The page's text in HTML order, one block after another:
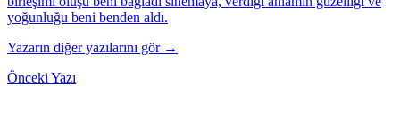
yoğunluğu beni benden aldı.
Yazarın diğer yazılarını gör →
Önceki Yazı